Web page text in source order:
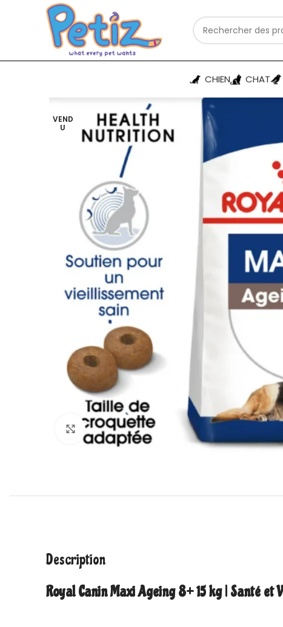
CHIEN CHAT
VEND
U
Cliquez pour agrandir
Description
Royal CaninMaxi Ageing 8+ 15 kg | Santé et